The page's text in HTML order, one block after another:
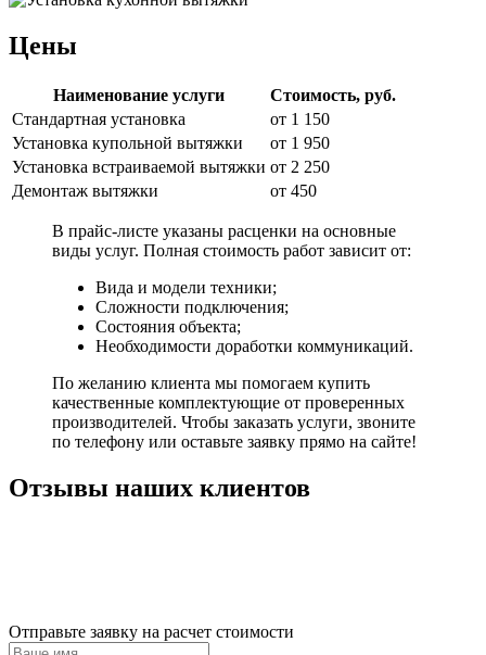
Цены
Наименование услуги
Стоимость, руб.
Стандартная установка
от 1 150
Установка купольной вытяжки
от 1 950
Установка встраиваемой вытяжки от 2 250
Демонтаж вытяжки
от 450
В прайс-листе указаны расценки на основные
виды услуг. Полная стоимость работ зависит от:
Вида и модели техники;
Сложности подключения;
Состояния объекта;
Необходимости доработки коммуникаций.
По желанию клиента мы помогаем купить
качественные комплектующие от проверенных
производителей. Чтобы заказать услуги, звоните
по телефону или оставьте заявку прямо на сайте!
Отзывы наших клиентов
Отправьте заявку на расчет стоимости